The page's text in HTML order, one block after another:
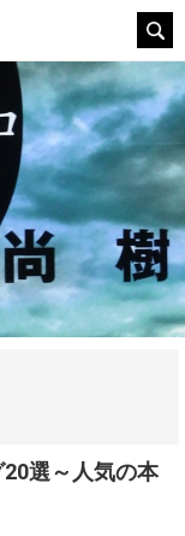
選～人気の本